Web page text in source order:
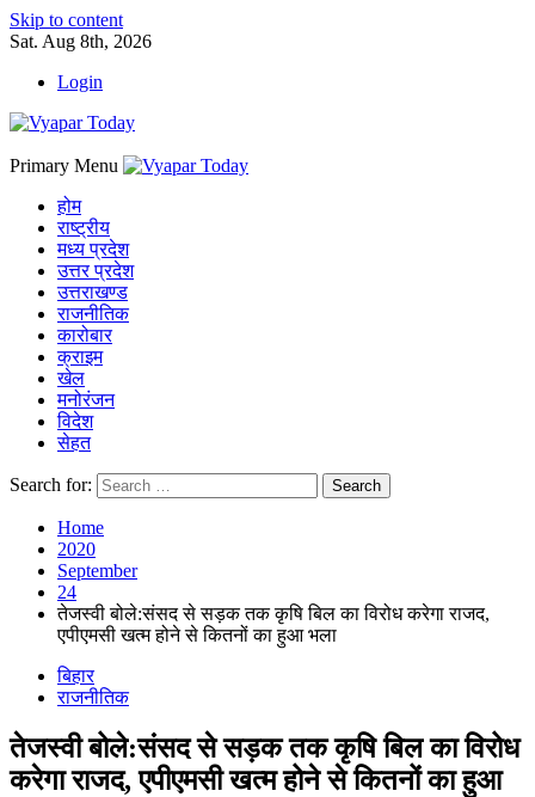
Skip to content
Sat. Aug 8th, 2026
Login
Primary Menu
होम
राष्ट्रीय
मध्य प्रदेश
उत्तर प्रदेश
उत्तराखण्ड
राजनीतिक
कारोबार
क्राइम
खेल
मनोरंजन
विदेश
सेहत
Search for:
Home
2020
September
24
तेजस्वी बोले:संसद से सड़क तक कृषि बिल का विरोध करेगा राजद,
एपीएमसी खत्म होने से कितनों का हुआ भला
बिहार
राजनीतिक
तेजस्वी बोले:संसद से सड़क तक कृषि बिल का विरोध
करेगा राजद, एपीएमसी खत्म होने से कितनों का हुआ